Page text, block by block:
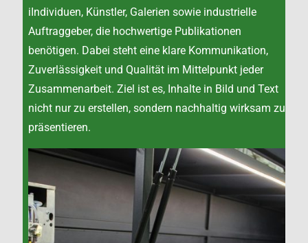
iIndividuen, Künstler, Galerien sowie industrielle
Auftraggeber, die hochwertige Publikationen
benötigen. Dabei steht eine klare Kommunikation,
Zuverlässigkeit und Qualität im Mittelpunkt jeder
Zusammenarbeit. Ziel ist es, Inhalte in Bild und Text
nicht nur zu erstellen, sondern nachhaltig wirksam zu
präsentieren.